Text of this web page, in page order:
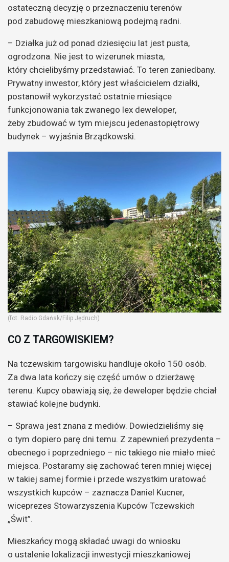
ostateczną decyzję o przeznaczeniu terenów
pod zabudowę mieszkaniową podejmą radni.
– Działka już od ponad dziesięciu lat jest pusta,
ogrodzona. Nie jest to wizerunek miasta,
który chcielibyśmy przedstawiać. To teren zaniedbany.
Prywatny inwestor, który jest właścicielem działki,
postanowił wykorzystać ostatnie miesiące
funkcjonowania tak zwanego lex deweloper,
żeby zbudować w tym miejscu jedenastopiętrowy
budynek – wyjaśnia Brządkowski.
(fot. Radio Gdańsk/Filip Jędruch)
CO Z TARGOWISKIEM?
Na tczewskim targowisku handluje około 150 osób.
Za dwa lata kończy się część umów o dzierżawę
terenu. Kupcy obawiają się, że deweloper będzie chciał
stawiać kolejne budynki.
– Sprawa jest znana z mediów. Dowiedzieliśmy się
o tym dopiero parę dni temu. Z zapewnień prezydenta –
obecnego i poprzedniego – nic takiego nie miało mieć
miejsca. Postaramy się zachować teren mniej więcej
w takiej samej formie i przede wszystkim uratować
wszystkich kupców – zaznacza Daniel Kucner,
wiceprezes Stowarzyszenia Kupców Tczewskich
„Świt”.
Mieszkańcy mogą składać uwagi do wniosku
o ustalenie lokalizacji inwestycji mieszkaniowej